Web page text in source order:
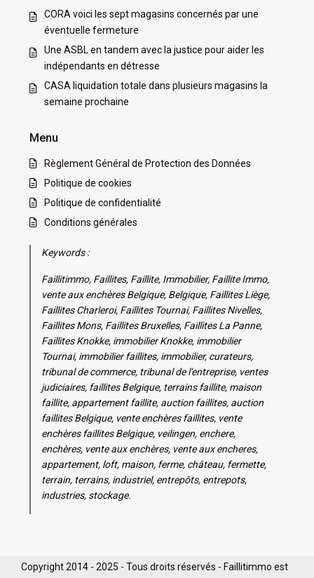
CORA voici les sept magasins concernés par une
éventuelle fermeture
Une ASBL en tandem avec la justice pour aider les
indépendants en détresse
CASA liquidation totale dans plusieurs magasins la
semaine prochaine
Menu
Règlement Général de Protection des Données
Politique de cookies
Politique de confidentialité
Conditions générales
Keywords :
Faillitimmo, Faillites, Faillite, Immobilier, Faillite Immo,
vente aux enchères Belgique, Belgique, Faillites Liège,
Faillites Charleroi, Faillites Tournai, Faillites Nivelles,
Faillites Mons, Faillites Bruxelles, Faillites La Panne,
Faillites Knokke, immobilier Knokke, immobilier
Tournai, immobilier faillites, immobilier, curateurs,
tribunal de commerce, tribunal de l'entreprise, ventes
judiciaires, faillites Belgique, terrains faillite, maison
faillite, appartement faillite, auction faillites, auction
faillites Belgique, vente enchères faillites, vente
enchères faillites Belgique, veilingen, enchere,
enchères, vente aux enchères, vente aux encheres,
appartement, loft, maison, ferme, château, fermette,
terrain, terrains, industriel, entrepôts, entrepots,
industries, stockage.
Copyright 2014 - 2025 - Tous droits réservés - Faillitimmo est